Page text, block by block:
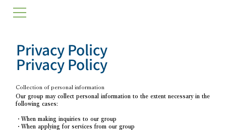
Privacy Policy
Privacy Policy
Collection of personal information
Our group may collect personal information to the extent necessary in the
following cases:
・When making inquiries to our group
・When applying for services from our group